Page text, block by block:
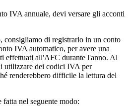
IVA annuale, devi versare gli acconti
consigliamo di registrarlo in un conto
IVA automatico, per avere una
effettuati all'AFC durante l'anno. Al
utilizzare dei codici IVA per
renderebbero difficile la lettura del
fatta nel seguente modo: